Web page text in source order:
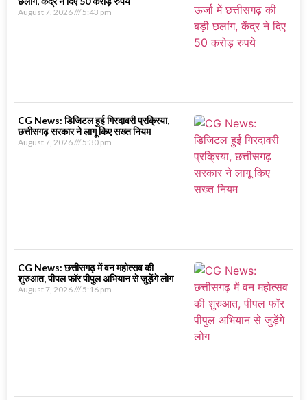
August 7, 2026 5:43 pm
CG News: डिजिटल हुई गिरदावरी प्रक्रिया,
छत्तीसगढ़ सरकार ने लागू किए सख्त नियम
August 7, 2026 5:30 pm
CG News: छत्तीसगढ़ में वन महोत्सव की
शुरुआत, पीपल फॉर पीपुल अभियान से जुड़ेंगे लोग
August 7, 2026 5:16 pm